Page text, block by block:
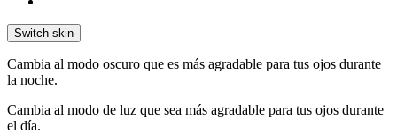
Switch skin
Cambia al modo oscuro que es más agradable para tus ojos durante
la noche.
Cambia al modo de luz que sea más agradable para tus ojos durante
el día.